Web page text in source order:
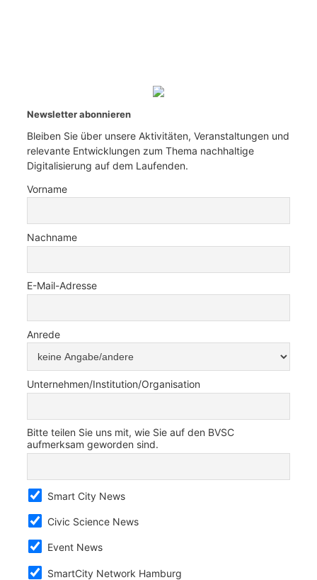
Newsletter abonnieren
Bleiben Sie über unsere Aktivitäten, Veranstaltungen und
relevante Entwicklungen zum Thema nachhaltige
Digitalisierung auf dem Laufenden.
Vorname
Nachname
E-Mail-Adresse
Anrede
Unternehmen/Institution/Organisation
Bitte teilen Sie uns mit, wie Sie auf den BVSC
aufmerksam geworden sind.
Smart City News
Civic Science News
Event News
SmartCity Network Hamburg